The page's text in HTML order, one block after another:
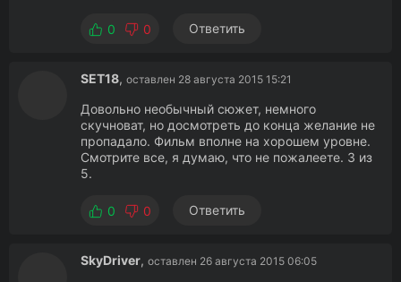
0 0 Ответить
SET18, оставлен 28 августа 2015 15:21
Довольно необычный сюжет, немного
скучноват, но досмотреть до конца желание не
пропадало. Фильм вполне на хорошем уровне.
Смотрите все, я думаю, что не пожалеете. 3 из
5.
0 0 Ответить
SkyDriver, оставлен 26 августа 2015 06:05